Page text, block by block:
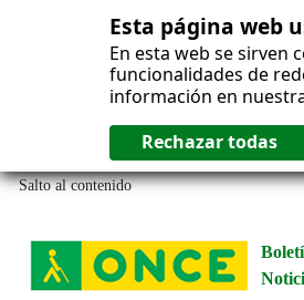
Esta página web
En esta web se sirven
funcionalidades de
información en
Salto al contenido